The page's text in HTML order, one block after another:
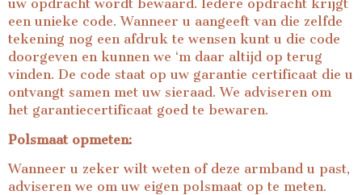
uw opdracht wordt bewaard. Iedere opdracht krijgt
een unieke code. Wanneer u aangeeft van die zelfde
tekening nog een afdruk te wensen kunt u die code
doorgeven en kunnen we ‘m daar altijd op terug
vinden. De code staat op uw garantie certificaat die u
ontvangt samen met uw sieraad. We adviseren om
het garantiecertificaat goed te bewaren.
Polsmaat opmeten:
Wanneer u zeker wilt weten of deze armband u past,
adviseren we om uw eigen polsmaat op te meten.